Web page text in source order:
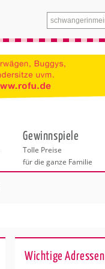
Gewinnspiele
Tolle Preise
für die ganze Familie
Wichtige